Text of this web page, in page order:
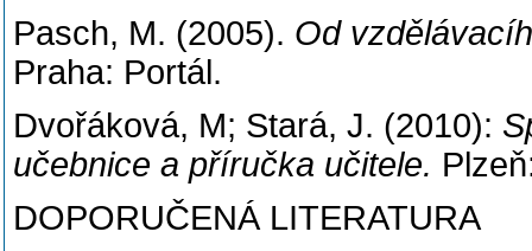
Pasch, M. (2005). Od
Praha: Portál.
Dvořáková, M; Stará, J. (2010):
učebnice a příručka učitele.
DOPORUČENÁ LITERATURA